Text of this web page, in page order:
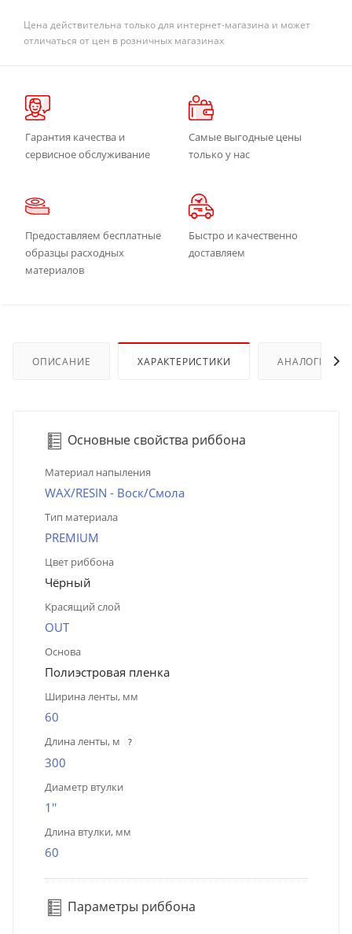
Цена действительна только для интернет-магазина и может
отличаться от цен в розничных магазинах
Гарантия качества и
сервисное обслуживание
Самые выгодные цены
только у нас
Предоставляем бесплатные
образцы расходных
материалов
Быстро и качественно
доставляем
ОПИСАНИЕ ХАРАКТЕРИСТИКИ АНАЛОГИ
Основные свойства риббона
Материал напыления
WAX/RESIN - Воск/Смола
Тип материала
PREMIUM
Цвет риббона
Чёрный
Красящий слой
OUT
Основа
Полиэстровая пленка
Ширина ленты, мм
60
Длина ленты, м ?
300
Диаметр втулки
1''
Длина втулки, мм
60
Параметры риббона